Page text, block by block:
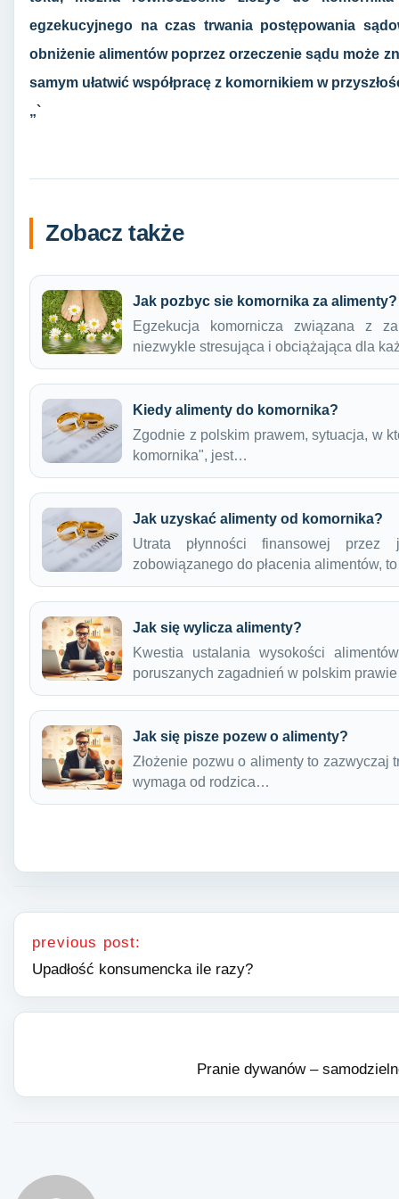
egzekucyjnego na czas trwania postępowania
obniżenie alimentów poprzez orzeczenie sądu może
samym ułatwić współpracę z komornikiem w
„`
Zobacz także
Jak pozbyc sie komornika za alimenty?
Egzekucja komornicza związana z
niezwykle stresująca i obciążająca dla
Kiedy alimenty do komornika?
Zgodnie z polskim prawem, sytuacja, w
komornika", jest…
Jak uzyskać alimenty od komornika?
Utrata płynności finansowej przez
zobowiązanego do płacenia alimentów,
Jak się wylicza alimenty?
Kwestia ustalania wysokości
poruszanych zagadnień w polskim
Jak się pisze pozew o alimenty?
Złożenie pozwu o alimenty to
wymaga od rodzica…
Nawigacja wpisu
previous post:
Upadłość konsumencka ile razy?
Pranie dywanów –